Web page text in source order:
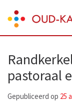
to
content
Enter)
Oud-
pastoraal
Gepubliceerd op 25